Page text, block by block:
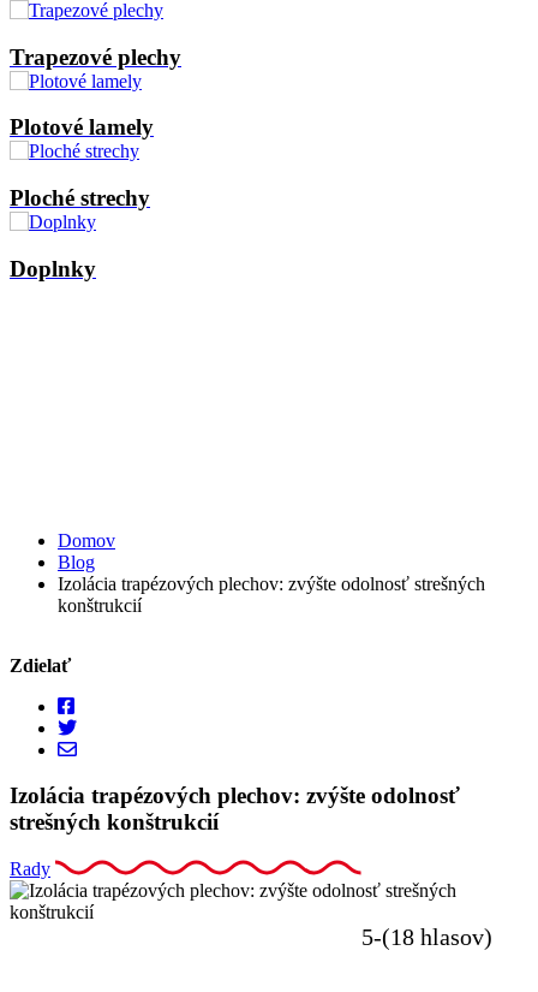
Trapezové plechy
Plotové lamely
Ploché strechy
Doplnky
Domov
Blog
Izolácia trapézových plechov: zvýšte odolnosť strešných
konštrukcií
Zdielať
Izolácia trapézových plechov: zvýšte odolnosť
strešných konštrukcií
Rady
5-(18 hlasov)